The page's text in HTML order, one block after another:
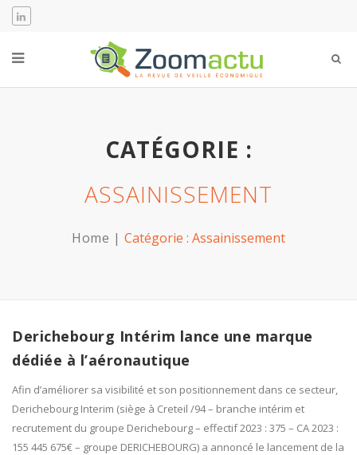
CATÉGORIE :
ASSAINISSEMENT
Home Catégorie : Assainissement
Derichebourg Intérim lance une marque
dédiée à l’aéronautique
Afin d’améliorer sa visibilité et son positionnement dans ce secteur,
Derichebourg Interim (siège à Creteil /94 – branche intérim et
recrutement du groupe Derichebourg – effectif 2023 : 375 – CA 2023 :
155 445 675€ – groupe DERICHEBOURG) a annoncé le lancement de la